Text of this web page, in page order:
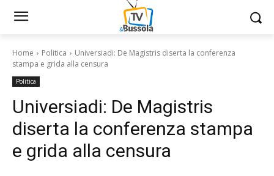
Home Politica
Universiadi: De Magistris diserta la conferenza
stampa e grida alla censura
Politica
Universiadi: De Magistris
diserta la conferenza stampa
e grida alla censura